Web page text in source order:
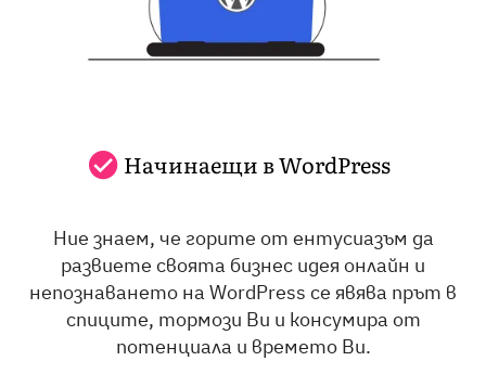
Начинаещи в WordPress
Ние знаем, че горите от ентусиазъм да
развиете своята бизнес идея онлайн и
непознаването на WordPress се явява прът в
спиците, тормози Ви и консумира от
потенциала и времето Ви.